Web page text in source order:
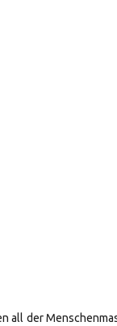
all der